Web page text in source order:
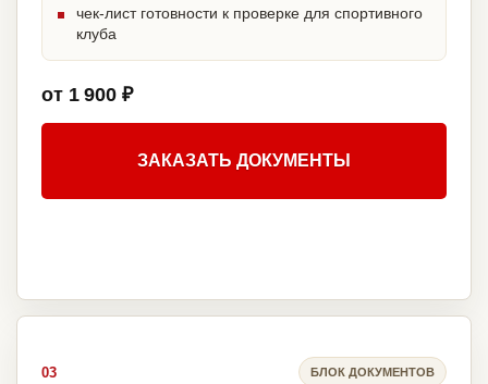
чек-лист готовности к проверке для спортивного
клуба
от 1 900 ₽
ЗАКАЗАТЬ ДОКУМЕНТЫ
03 БЛОК ДОКУМЕНТОВ